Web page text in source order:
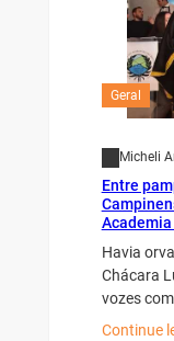
Geral
Micheli
Entre
Havia
Chácara
vozes
Continue